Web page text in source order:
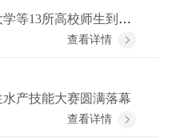
所高校师生到恒兴参观
查看详情
产技能大赛圆满落幕
查看详情